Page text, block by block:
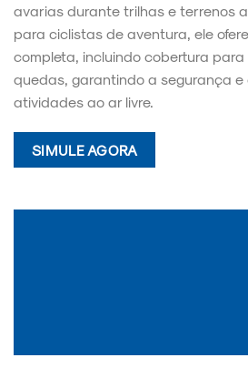
avarias durante trilhas e terrenos
para ciclistas de aventura, ele
completa, incluindo cobertura
quedas, garantindo a segurança
atividades ao ar livre.
SIMULE AGORA